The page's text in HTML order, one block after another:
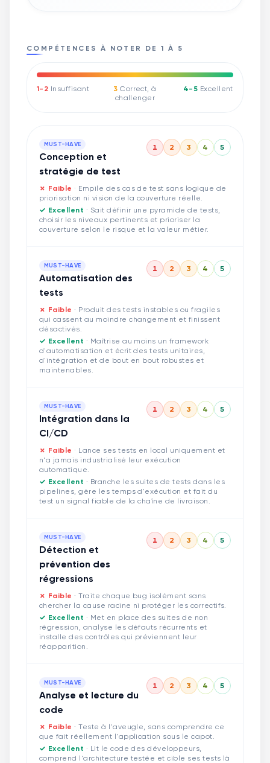
COMPÉTENCES À NOTER DE 1 À 5
1-2 Insuffisant 3 Correct, à
challenger
4-5 Excellent
MUST-HAVE
Conception et
stratégie de test
1 2 3 4 5
✗ Faible · Empile des cas de test sans logique de
priorisation ni vision de la couverture réelle.
✓ Excellent · Sait définir une pyramide de tests,
choisir les niveaux pertinents et prioriser la
couverture selon le risque et la valeur métier.
MUST-HAVE
Automatisation des
tests
1 2 3 4 5
✗ Faible · Produit des tests instables ou fragiles
qui cassent au moindre changement et finissent
désactivés.
✓ Excellent · Maîtrise au moins un framework
d'automatisation et écrit des tests unitaires,
d'intégration et de bout en bout robustes et
maintenables.
MUST-HAVE
Intégration dans la
CI/CD
1 2 3 4 5
✗ Faible · Lance ses tests en local uniquement et
n'a jamais industrialisé leur exécution
automatique.
✓ Excellent · Branche les suites de tests dans les
pipelines, gère les temps d'exécution et fait du
test un signal fiable de la chaîne de livraison.
MUST-HAVE
Détection et
prévention des
régressions
1 2 3 4 5
✗ Faible ·Traite chaque bug isolément sans
chercher la cause racine ni protéger les correctifs.
✓ Excellent · Met en place des suites de non
régression, analyse les défauts récurrents et
installe des contrôles qui préviennent leur
réapparition.
MUST-HAVE
Analyse et lecture du
code
1 2 3 4 5
✗ Faible ·Teste à l'aveugle, sans comprendre ce
que fait réellement l'application sous le capot.
✓ Excellent · Lit le code des développeurs,
comprend l'architecture testée et cible ses tests là